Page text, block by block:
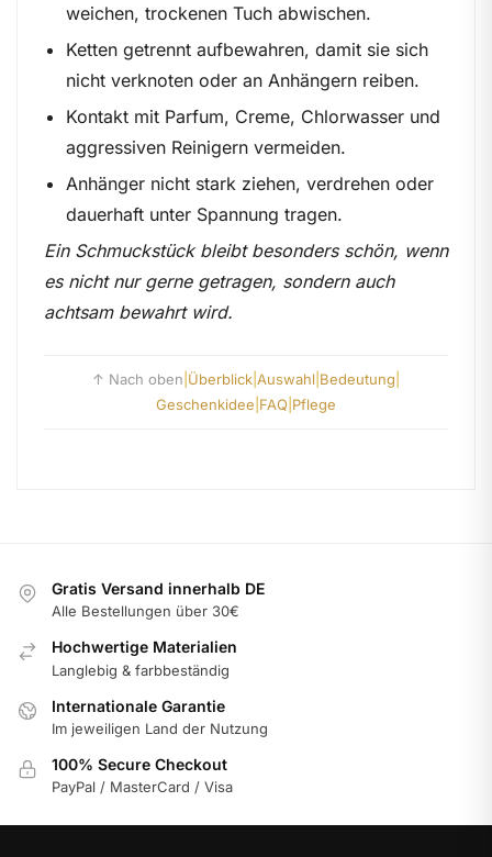
weichen, trockenen Tuch abwischen.
Ketten getrennt aufbewahren, damit sie sich
nicht verknoten oder an Anhängern reiben.
Kontakt mit Parfum, Creme, Chlorwasser und
aggressiven Reinigern vermeiden.
Anhänger nicht stark ziehen, verdrehen oder
dauerhaft unter Spannung tragen.
Ein Schmuckstück bleibt besonders schön, wenn
es nicht nur gerne getragen, sondern auch
achtsam bewahrt wird.
↑ Nach oben Überblick Auswahl Bedeutung
Geschenkidee FAQ Pflege
Gratis Versand innerhalb DE
Alle Bestellungen über 30€
Hochwertige Materialien
Langlebig & farbbeständig
Internationale Garantie
Im jeweiligen Land der Nutzung
100% Secure Checkout
PayPal / MasterCard / Visa